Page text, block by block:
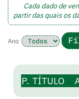
Cada dado de
partir das quais os
Ano
P. TÍTULO